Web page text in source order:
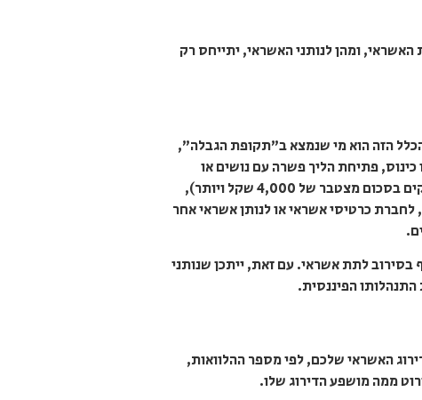
ומהן לנותני האשראי, יתייחס רק
הזה הוא מי שנמצא ב”תקופת הגבלה”,
פתיחת הליך פשרה עם נושים או
הסדר נושים, הכרזה על פשיטת רגל, פתיחת תיק בהוצאה לפועל בסכום של יותר מ-5,000 שקל (או כמה תיקים בסכום מצטבר של 4,000 שקל ויותר),
חמור, או פתיחת הליכים בבית משפט עקב חוב של יותר מ-10,000 שקל לבנק, לחברת כרטיסי אשראי או לנותן אשראי אחר
לתת אשראי. עם זאת, ייתכן שנותני
הפיננסית.
האשראי שלכם, לפי מספר ההלוואות,
ממה מושפע הדירוג שלו.